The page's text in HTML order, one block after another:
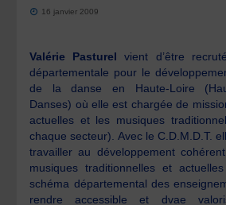
16 janvier 2009
Valérie Pasturel vient d’être
départementale pour le
de la danse en Haute-Loire
Danses) où elle est chargée de
actuelles et les musiques
chaque secteur). Avec le C.D.M.D.T.
travailler au développement
musiques traditionnelles et
schéma départemental des
rendre accessible et dvae